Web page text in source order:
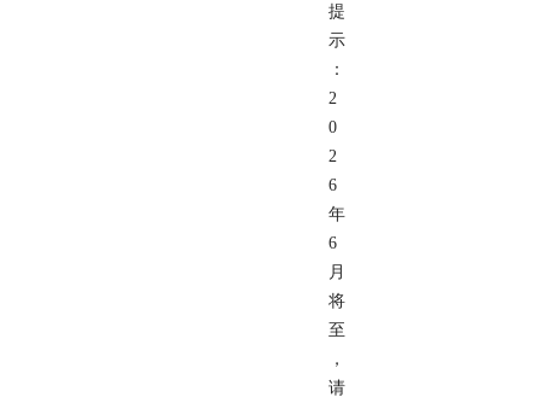
提
示
：
2
0
2
6
年
6
月
将
至
，
请